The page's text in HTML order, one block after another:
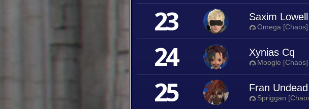
23 Saxim Lowell
Omega [Chaos]
24 Xynias Cq
Moogle [Chaos]
25 Fran Undead
Spriggan